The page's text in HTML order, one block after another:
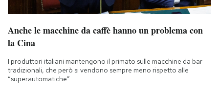
Anche le macchine da caffè hanno un problema con
la Cina
I produttori italiani mantengono il primato sulle macchine da bar
tradizionali, che però si vendono sempre meno rispetto alle
“superautomatiche”